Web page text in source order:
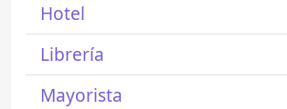
Hotel
Librería
Mayorista